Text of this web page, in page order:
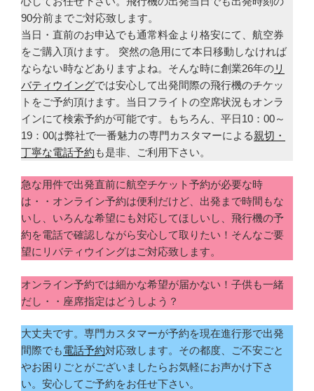
90分前までご対応致します。
当日・直前のお申込でも通常料金より格安にて、航空券
をご購入頂けます。 突然の急用にて本日移動しなければ
ならない時などありますよね。そんな時に創業26年のリ
バティウイングでは安心して出発間際の飛行機のチケッ
トをご予約頂けます。当日フライトの空席状況もオンラ
インにて検索予約が可能です。もちろん、平日10：00～
19：00は弊社で一番魅力の専門カスタマーによる親切・
丁寧な電話予約 も是非、ご利用下さい。
急な用件で出発直前に航空チケット予約が必要な時
は・・オンライン予約は便利だけど、出発まで時間もな
いし、いろんな希望にも対応してほしいし、飛行機の予
約を電話で確認しながら安心して取りたい！そんなご要
望にリバティウイングはご対応致します。
オンライン予約では細かな希望が届かない！子供も一緒
だし・・座席指定はどうしよう？
大丈夫です。専門カスタマーが予約を現在進行形で出発
間際でも電話予約対応致します。その都度、ご不安ごと
やお困りごとがございましたらお気軽にお声かけ下さ
い。安心してご予約をお任せ下さい。